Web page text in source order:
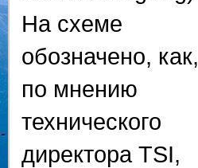
На схеме
обозначено, как,
по мнению
технического
директора TSI,